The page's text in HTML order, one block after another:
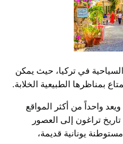
في تركيا، حيث يمكن
بمناظرها الطبيعية الخلابة.
واحداً من أكثر المواقع
تاريخ تراغون إلى العصور
يونانية قديمة،